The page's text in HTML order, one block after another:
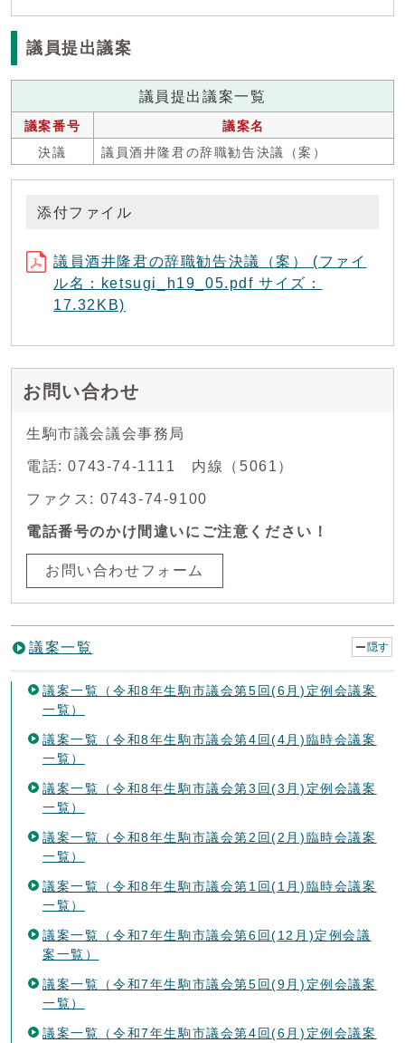
議員提出議案
議員提出議案一覧
議案番号
議案名
決議
議員酒井隆君の辞職勧告決議（案）
添付ファイル
議員酒井隆君の辞職勧告決議（案） (ファイ
ル名：ketsugi_h19_05.pdf サイズ：
17.32KB)
お問い合わせ
生駒市議会議会事務局
電話: 0743-74-1111 内線（5061）
ファクス: 0743-74-9100
電話番号のかけ間違いにご注意ください！
お問い合わせフォーム
議案一覧 隠す
議案一覧（令和8年生駒市議会第5回(6月)定例会議案
一覧）
議案一覧（令和8年生駒市議会第4回(4月)臨時会議案
一覧）
議案一覧（令和8年生駒市議会第3回(3月)定例会議案
一覧）
議案一覧（令和8年生駒市議会第2回(2月)臨時会議案
一覧）
議案一覧（令和8年生駒市議会第1回(1月)臨時会議案
一覧）
議案一覧（令和7年生駒市議会第6回(12月)定例会議
案一覧）
議案一覧（令和7年生駒市議会第5回(9月)定例会議案
一覧）
議案一覧（令和7年生駒市議会第4回(6月)定例会議案